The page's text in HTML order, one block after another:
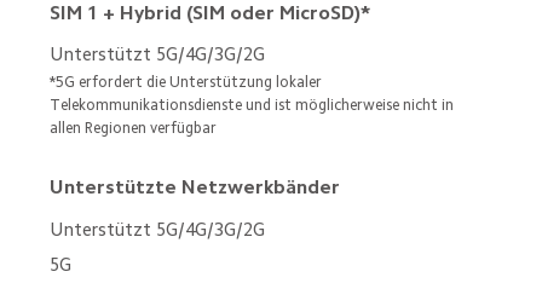
SIM 1 + Hybrid (SIM oder MicroSD)*
Unterstützt 5G/4G/3G/2G
*5G erfordert die Unterstützung lokaler
Telekommunikationsdienste und ist möglicherweise nicht in
allen Regionen verfügbar
Unterstützte Netzwerkbänder
Unterstützt 5G/4G/3G/2G
5G